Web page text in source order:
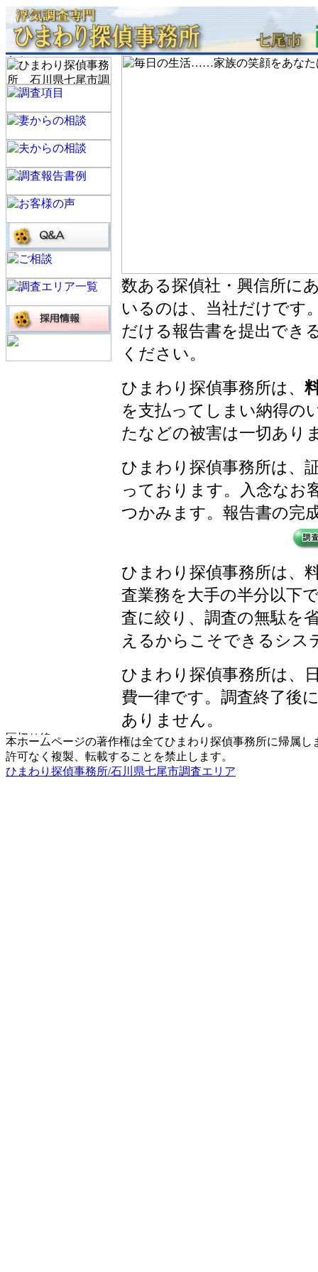
数ある探偵社・興信所に
いるのは、当社だけです
だける報告書を提出でき
ください。
ひまわり探偵事務所は、
を支払ってしまい納得の
たなどの被害は一切あり
ひまわり探偵事務所は、
っております。入念なお
つかみます。報告書の完
ひまわり探偵事務所は、
査業務を大手の半分以下
査に絞り、調査の無駄を
えるからこそできるシス
ひまわり探偵事務所は、
費一律です。調査終了後
ありません。
本ホームページの著作権は全てひまわり探偵事務所に帰属し
許可なく複製、転載することを禁止します。
ひまわり探偵事務所/石川県七尾市調査エリア